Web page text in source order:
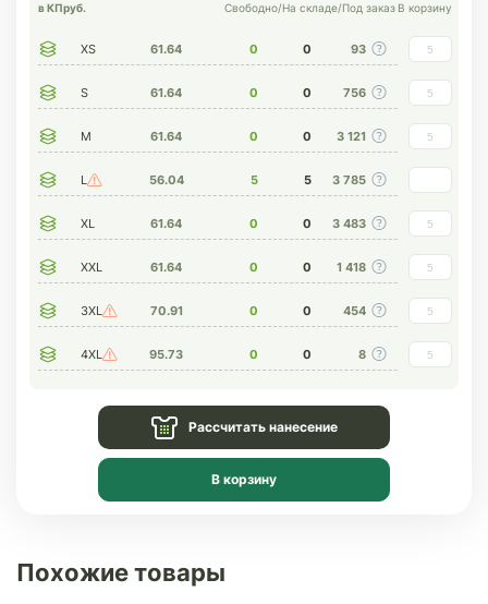
в КПруб. Свободно/На складе/Под заказ В корзину
XS 61.64 0 0 93
S 61.64 0 0 756
M 61.64 0 0 3 121
L 56.04 5 5 3 785
XL 61.64 0 0 3 483
XXL 61.64 0 0 1 418
3XL 70.91 0 0 454
4XL 95.73 0 0 8
Рассчитать нанесение
В корзину
Похожие товары